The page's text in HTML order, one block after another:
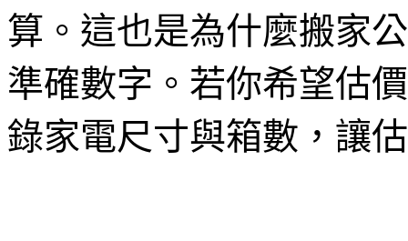
算。這也是為什麼搬家
準確數字。若你希望估
錄家電尺寸與箱數，讓